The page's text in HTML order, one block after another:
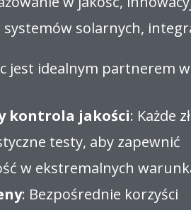
solarnych,
jest idealnym partnerem
kontrola jakości: Każde
testy, aby zapewnić
w ekstremalnych
: Bezpośrednie korzyści